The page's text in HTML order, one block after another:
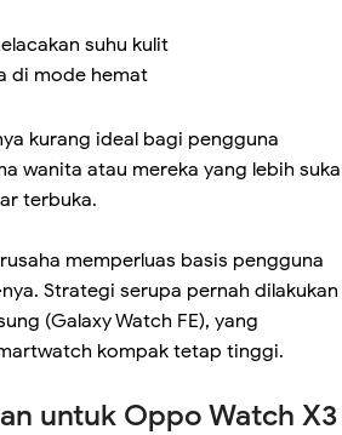
suhu kulit
di mode hemat
kurang ideal bagi pengguna
wanita atau mereka yang lebih suka
terbuka.
memperluas basis pengguna
Strategi serupa pernah dilakukan
(Galaxy Watch FE), yang
kompak tetap tinggi.
untuk Oppo Watch X3